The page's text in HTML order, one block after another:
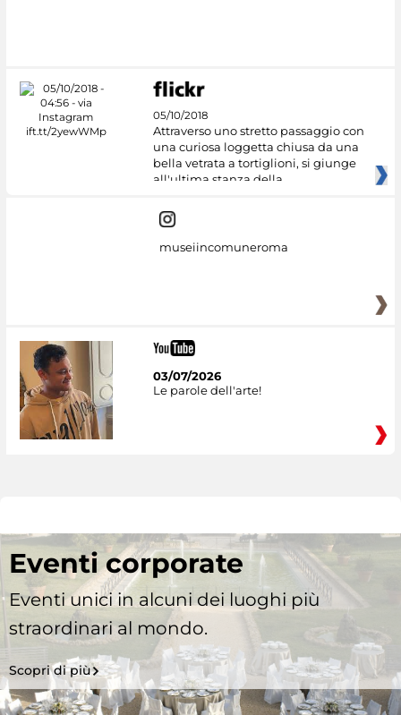
05/10/2018
Attraverso uno stretto passaggio con
una curiosa loggetta chiusa da una
bella vetrata a tortiglioni, si giunge
all'ultima stanza della
museiincomuneroma
03/07/2026
Le parole dell'arte!
Eventi corporate
Eventi unici in alcuni dei luoghi più
straordinari al mondo.
Scopri di più